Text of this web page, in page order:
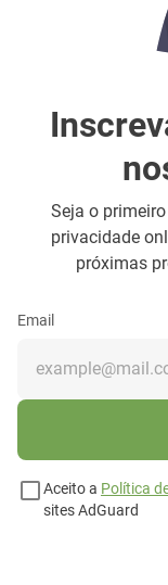
Seja o
privacidade
próximas
Email
Aceito a Política
sites AdGuard